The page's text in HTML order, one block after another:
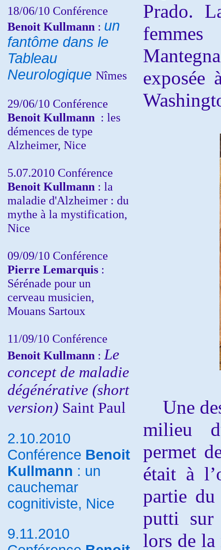
18/06/10 Conférence
Benoit Kullmann : un
fantôme dans le
Tableau
Neurologique Nîmes
29/06/10 Conférence
Benoit Kullmann : les
démences de type
Alzheimer, Nice
5.07.2010 Conférence
Benoit Kullmann : la
maladie d'Alzheimer : du
mythe à la mystification,
Nice
09/09/10 Conférence
Pierre Lemarquis :
Sérénade pour un
cerveau musicien,
Mouans Sartoux
11/09/10 Conférence
Benoit Kullmann : Le
concept de maladie
dégénérative (short
version) Saint Paul
2.10.2010
Conférence Benoit
Kullmann : un
cauchemar
cognitiviste, Nice
9.11.2010
Prado.
exposée
Une
milieu
permet
était à
partie
putti sur
lors de